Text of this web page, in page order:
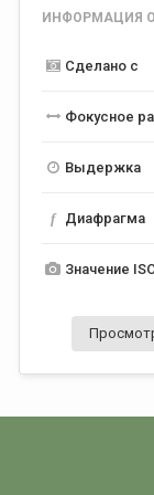
ИНФОРМАЦИЯ
Сделано с
Фокусное
Выдержка
f Диафрагма
Значение